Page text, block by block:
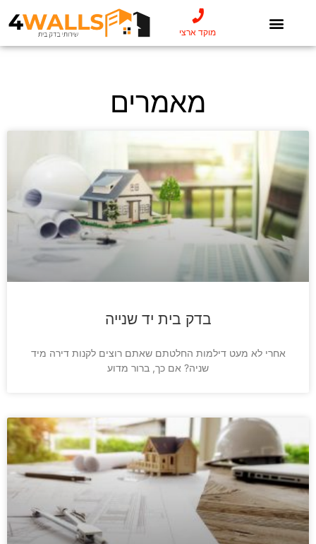
מוקד ארצי
מאמרים
בדק בית יד שנייה
אחרי לא מעט דילמות החלטתם שאתם רוצים לקנות דירה מיד
שניה? אם כך, ברור מדוע